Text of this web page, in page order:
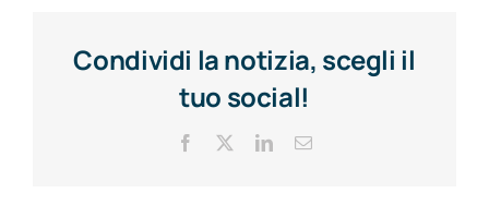
Condividi la notizia, scegli il
tuo social!
Facebook LinkedInEmail